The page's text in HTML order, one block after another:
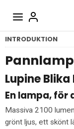
INTRODUKTION
Lupine Blika
En lampa, för
Massiva 2100
grönt ljus, ett skönt